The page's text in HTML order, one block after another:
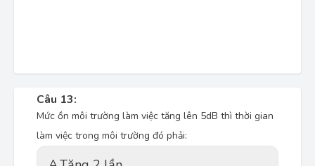
Câu 13:
Mức ồn môi trường làm việc tăng lên 5dB thì thời gian
làm việc trong môi trường đó phải: